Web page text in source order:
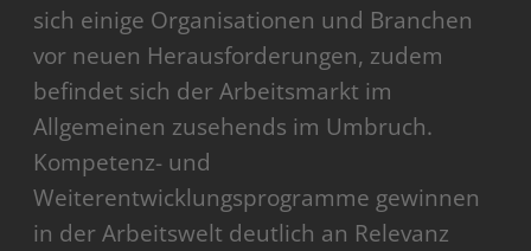
sich einige Organisationen und Branchen
vor neuen Herausforderungen, zudem
befindet sich der Arbeitsmarkt im
Allgemeinen zusehends im Umbruch.
Kompetenz- und
Weiterentwicklungsprogramme gewinnen
in der Arbeitswelt deutlich an Relevanz